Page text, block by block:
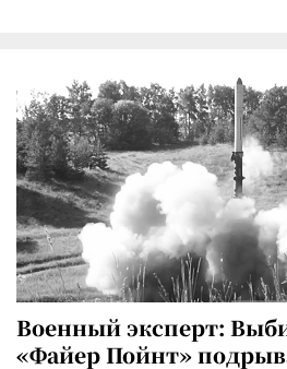
Военный эксперт:
«Файер Пойнт»